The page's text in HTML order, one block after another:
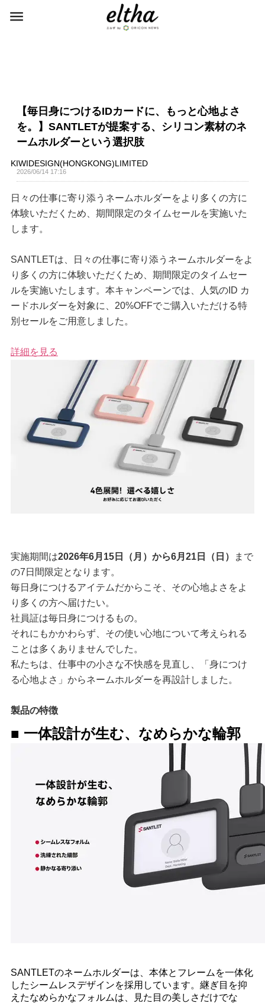
【毎日身につけるIDカードに、もっと心地よさ
を。】SANTLETが提案する、シリコン素材のネ
ームホルダーという選択肢
KIWIDESIGN(HONGKONG)LIMITED
2026/06/14 17:16
日々の仕事に寄り添うネームホルダーをより多くの方に
体験いただくため、期間限定のタイムセールを実施いた
します。
SANTLETは、日々の仕事に寄り添うネームホルダーをよ
り多くの方に体験いただくため、期間限定のタイムセー
ルを実施いたします。本キャンペーンでは、人気のID カ
ードホルダーを対象に、20%OFFでご購入いただける特
別セールをご用意しました。
詳細を見る
実施期間は2026年6月15日（月）から6月21日（日）
まで
の7日間限定となります。
毎日身につけるアイテムだからこそ、その心地よさをよ
り多くの方へ届けたい。
社員証は毎日身につけるもの。
それにもかかわらず、その使い心地について考えられる
ことは多くありませんでした。
私たちは、仕事中の小さな不快感を見直し、「身につけ
る心地よさ」からネームホルダーを再設計しました。
製品の特徴
■ 一体設計が生む、なめらかな輪郭
SANTLETのネームホルダーは、本体とフレームを一体化
したシームレスデザインを採用しています。継ぎ目を抑
えたなめらかなフォルムは、見た目の美しさだけでな